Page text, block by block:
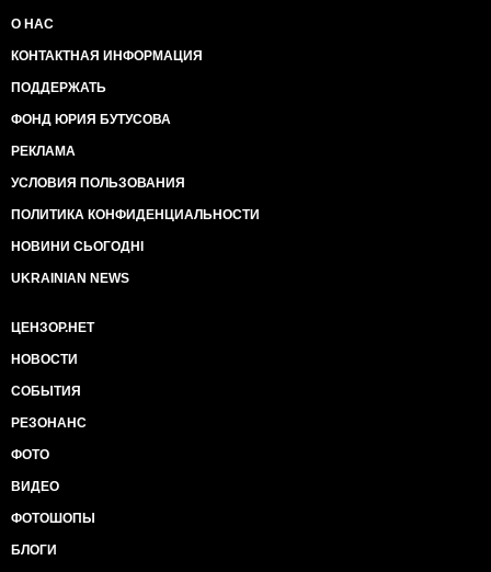
О НАС
КОНТАКТНАЯ ИНФОРМАЦИЯ
ПОДДЕРЖАТЬ
ФОНД ЮРИЯ БУТУСОВА
РЕКЛАМА
УСЛОВИЯ ПОЛЬЗОВАНИЯ
ПОЛИТИКА КОНФИДЕНЦИАЛЬНОСТИ
НОВИНИ СЬОГОДНІ
UKRAINIAN NEWS
ЦЕНЗОР.НЕТ
НОВОСТИ
СОБЫТИЯ
РЕЗОНАНС
ФОТО
ВИДЕО
ФОТОШОПЫ
БЛОГИ